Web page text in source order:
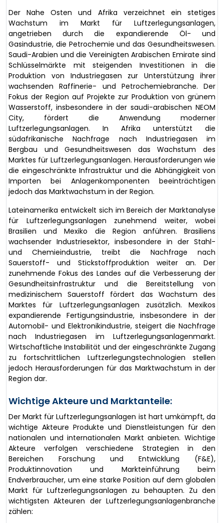
Der Nahe Osten und Afrika verzeichnet ein stetiges
Wachstum im Markt für Luftzerlegungsanlagen,
angetrieben durch die expandierende Öl- und
Gasindustrie, die Petrochemie und das Gesundheitswesen.
Saudi-Arabien und die Vereinigten Arabischen Emirate sind
Schlüsselmärkte mit steigenden Investitionen in die
Produktion von Industriegasen zur Unterstützung ihrer
wachsenden Raffinerie- und Petrochemiebranche. Der
Fokus der Region auf Projekte zur Produktion von grünem
Wasserstoff, insbesondere in der saudi-arabischen NEOM
City, fördert die Anwendung moderner
Luftzerlegungsanlagen. In Afrika unterstützt die
südafrikanische Nachfrage nach Industriegasen im
Bergbau und Gesundheitswesen das Wachstum des
Marktes für Luftzerlegungsanlagen. Herausforderungen wie
die eingeschränkte Infrastruktur und die Abhängigkeit von
Importen bei Anlagenkomponenten beeinträchtigen
jedoch das Marktwachstum in der Region.
Lateinamerika entwickelt sich im Bereich der Marktanalyse
für Luftzerlegungsanlagen zunehmend weiter, wobei
Brasilien und Mexiko die Region anführen. Brasiliens
wachsender Industriesektor, insbesondere in der Stahl-
und Chemieindustrie, treibt die Nachfrage nach
Sauerstoff- und Stickstoffproduktion weiter an. Der
zunehmende Fokus des Landes auf die Verbesserung der
Gesundheitsinfrastruktur und die Bereitstellung von
medizinischem Sauerstoff fördert das Wachstum des
Marktes für Luftzerlegungsanlagen zusätzlich. Mexikos
expandierende Fertigungsindustrie, insbesondere in der
Automobil- und Elektronikindustrie, steigert die Nachfrage
nach Industriegasen im Luftzerlegungsanlagenmarkt.
Wirtschaftliche Instabilität und der eingeschränkte Zugang
zu fortschrittlichen Luftzerlegungstechnologien stellen
jedoch Herausforderungen für das Marktwachstum in der
Region dar.
Wichtige Akteure und Marktanteile:
Der Markt für Luftzerlegungsanlagen ist hart umkämpft, da
wichtige Akteure Produkte und Dienstleistungen für den
nationalen und internationalen Markt anbieten. Wichtige
Akteure verfolgen verschiedene Strategien in den
Bereichen Forschung und Entwicklung (F&E),
Produktinnovation und Markteinführung beim
Endverbraucher, um eine starke Position auf dem globalen
Markt für Luftzerlegungsanlagen zu behaupten. Zu den
wichtigsten Akteuren der Luftzerlegungsanlagenbranche
zählen: